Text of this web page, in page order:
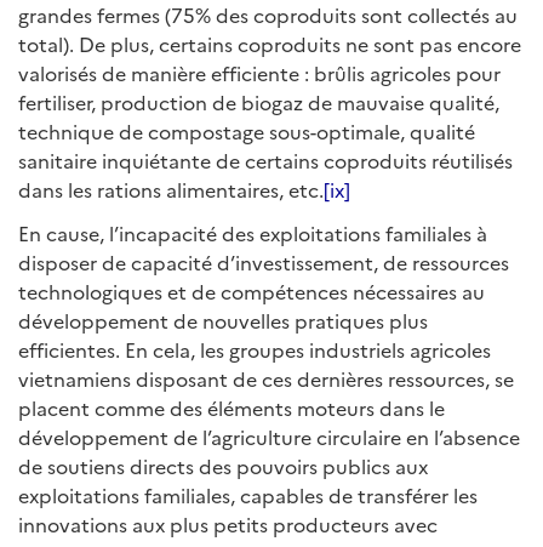
grandes fermes (75% des coproduits sont collectés au
total). De plus, certains coproduits ne sont pas encore
valorisés de manière efficiente : brûlis agricoles pour
fertiliser, production de biogaz de mauvaise qualité,
technique de compostage sous-optimale, qualité
sanitaire inquiétante de certains coproduits réutilisés
dans les rations alimentaires, etc.[ix]
En cause, l’incapacité des exploitations familiales à
disposer de capacité d’investissement, de ressources
technologiques et de compétences nécessaires au
développement de nouvelles pratiques plus
efficientes. En cela, les groupes industriels agricoles
vietnamiens disposant de ces dernières ressources, se
placent comme des éléments moteurs dans le
développement de l’agriculture circulaire en l’absence
de soutiens directs des pouvoirs publics aux
exploitations familiales, capables de transférer les
innovations aux plus petits producteurs avec